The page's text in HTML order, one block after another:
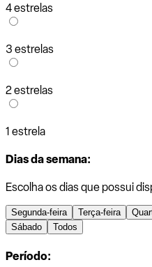
4 estrelas
3 estrelas
2 estrelas
1 estrela
Dias da semana:
Escolha os dias que possui
Segunda-feira Terça-feira
Sábado
Todos
Período: